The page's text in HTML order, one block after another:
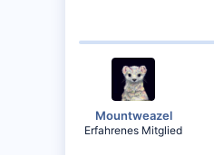
Mountweazel
Erfahrenes Mitglied